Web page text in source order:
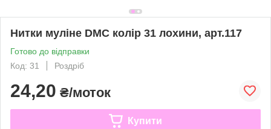
Нитки муліне DMC колір 31 лохини, арт.117
Готово до відправки
Код: 31
Роздріб
24,20 ₴/моток
Купити